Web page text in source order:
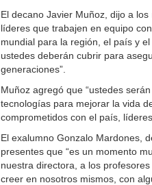
El decano Javier Muñoz, dijo a
líderes que trabajen en equipo
mundial para la región, el país y
ustedes deberán cubrir para
generaciones”.
Muñoz agregó que “ustedes
tecnologías para mejorar la vida
comprometidos con el país,
El exalumno Gonzalo Mardones,
presentes que “es un momento
nuestra directora, a los
creer en nosotros mismos, con